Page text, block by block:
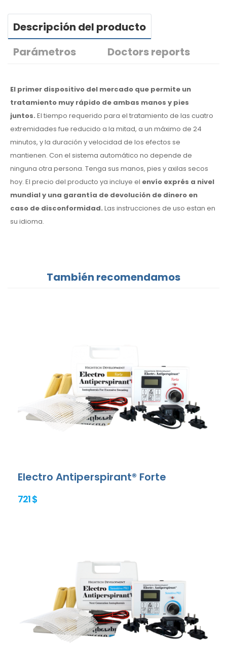
Descripción del producto
Parámetros
Doctors reports
El primer dispositivo del mercado que permite un
tratamiento muy rápido de ambas manos y pies
juntos. El tiempo requerido para el tratamiento de las cuatro
extremidades fue reducido a la mitad, a un máximo de 24
minutos, y la duración y velocidad de los efectos se
mantienen. Con el sistema automático no depende de
ninguna otra persona. Tenga sus manos, pies y axilas secos
hoy. El precio del producto ya incluye el envío exprés a nivel
mundial y una garantía de devolución de dinero en
caso de disconformidad. Las instrucciones de uso estan en
su idioma.
También recomendamos
Electro Antiperspirant® Forte
721 $